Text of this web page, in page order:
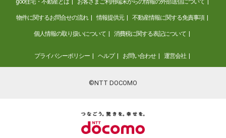
goo住宅・不動産とは お客さまご利用端末からの情報の外部送信について
物件に関するお問合せの流れ 情報提供元 不動産情報に関する免責事項
個人情報の取り扱いについて 消費税に関する表記について
プライバシーポリシー ヘルプ お問い合わせ 運営会社
©NTT DOCOMO